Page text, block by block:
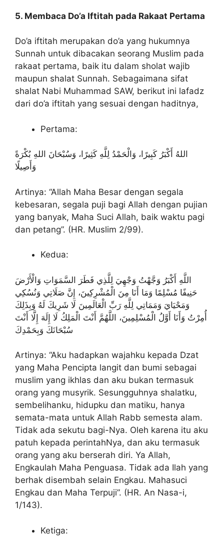
5. Membaca Do’a Iftitah pada Rakaat Pertama
Do’a iftitah merupakan do’a yang hukumnya
Sunnah untuk dibacakan seorang Muslim pada
rakaat pertama, baik itu dalam sholat wajib
maupun shalat Sunnah. Sebagaimana sifat
shalat Nabi Muhammad SAW, berikut ini lafadz
dari do’a iftitah yang sesuai dengan haditnya,
Pertama:
اللهُ أَكْبَرُ كَبِيرًا، وَالْحَمْدُ لِلَّهِ كَثِيرًا، وَسُبْحَانَ اللهِ بُكْرَةً
وَأَصِيلًا
Artinya: “Allah Maha Besar dengan segala
kebesaran, segala puji bagi Allah dengan pujian
yang banyak, Maha Suci Allah, baik waktu pagi
dan petang”. (HR. Muslim 2/99).
Kedua:
اللَّهِ أَكْبَرُ وَجَّهْتُ وَجْهِيَ لِلَّذِي فَطَرَ السَّمَوَاتِ وَالْأَرْضَ
حَنِيفًا مُسْلِمًا وَمَا أَنَا مِنَ الْمُشْرِكِينَ، إِنَّ صَلَاتِي وَنُسُكِي
وَمَحْيَايَ وَمَمَاتِي لِلَّهِ رَبِّ الْعَالَمِينَ لَا شَرِيكَ لَهُ وَبِذَلِكَ
أُمِرْتُ وَأَنَا أَوَّلُ الْمُسْلِمِينَ، اللَّهُمَّ أَنْتَ الْمَلِكُ لَا إِلَهَ إِلَّا أَنْتَ
سُبْحَانَكَ وَبِحَمْدِكَ
Artinya: “Aku hadapkan wajahku kepada Dzat
yang Maha Pencipta langit dan bumi sebagai
muslim yang ikhlas dan aku bukan termasuk
orang yang musyrik. Sesungguhnya shalatku,
sembelihanku, hidupku dan matiku, hanya
semata-mata untuk Allah Rabb semesta alam.
Tidak ada sekutu bagi-Nya. Oleh karena itu aku
patuh kepada perintahNya, dan aku termasuk
orang yang aku berserah diri. Ya Allah,
Engkaulah Maha Penguasa. Tidak ada Ilah yang
berhak disembah selain Engkau. Mahasuci
Engkau dan Maha Terpuji”. (HR. An Nasa-i,
1/143).
Ketiga: